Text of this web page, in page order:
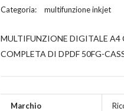
Categoria: multifunzione inkjet
MULTIFUNZIONE DIGITALE A4
COMPLETA DI DPDF 50FG-
Marchio